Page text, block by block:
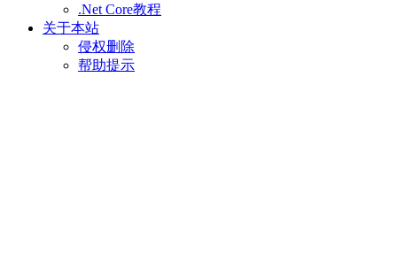
.Net Core教程
关于本站
侵权删除
帮助提示